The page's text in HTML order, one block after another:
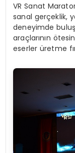
VR Sanat
sanal gerçeklik,
deneyimde
araçlarının
eserler üretme